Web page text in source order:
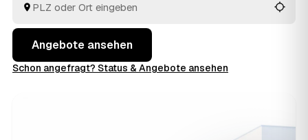
Angebote, Ihre Entscheidung.
Angebote ansehen
Schon angefragt? Status & Angebote ansehen